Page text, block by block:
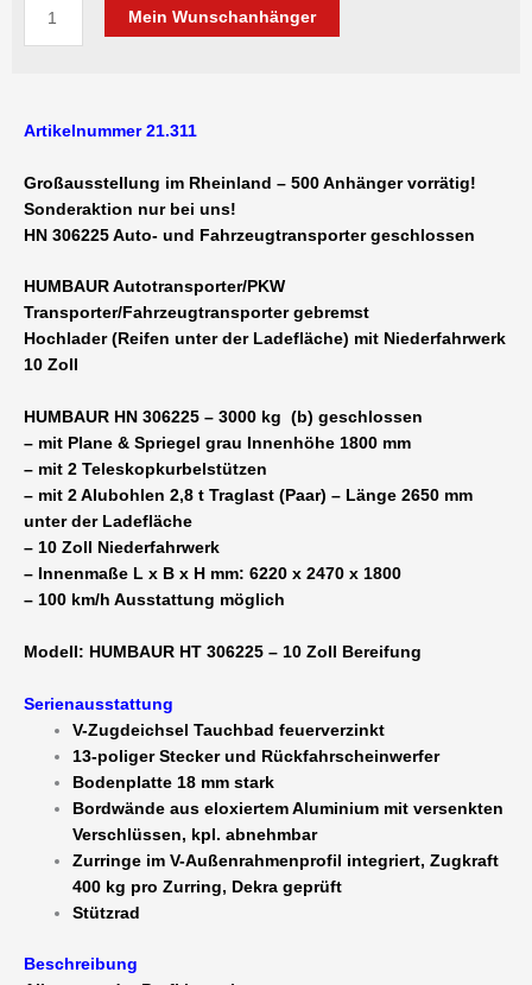
geschlossener
3000
kg
doppelachser
Zoll
Niederfahrwerk
6220
x
x
1800
mm
Plane
grau
-
100
km/h
-
Menge
Mein Wunschanhänger
Artikelnummer 21.311
Großausstellung im Rheinland – 500 Anhänger vorrätig!
Sonderaktion nur bei uns!
HN 306225 Auto- und Fahrzeugtransporter geschlossen
HUMBAUR Autotransporter/PKW
Transporter/Fahrzeugtransporter gebremst
Hochlader (Reifen unter der Ladefläche) mit Niederfahrwerk
10 Zoll
HUMBAUR HN 306225 – 3000 kg (b) geschlossen
– mit Plane & Spriegel grau Innenhöhe 1800 mm
– mit 2 Teleskopkurbelstützen
– mit 2 Alubohlen 2,8 t Traglast (Paar) – Länge 2650 mm
unter der Ladefläche
– 10 Zoll Niederfahrwerk
– Innenmaße L x B x H mm: 6220 x 2470 x 1800
– 100 km/h Ausstattung möglich
Modell: HUMBAUR HT 306225 – 10 Zoll Bereifung
Serienausstattung
V-Zugdeichsel Tauchbad feuerverzinkt
13-poliger Stecker und Rückfahrscheinwerfer
Bodenplatte 18 mm stark
Bordwände aus eloxiertem Aluminium mit versenkten
Verschlüssen, kpl. abnehmbar
Zurringe im V-Außenrahmenprofil integriert, Zugkraft
400 kg pro Zurring, Dekra geprüft
Stützrad
Beschreibung